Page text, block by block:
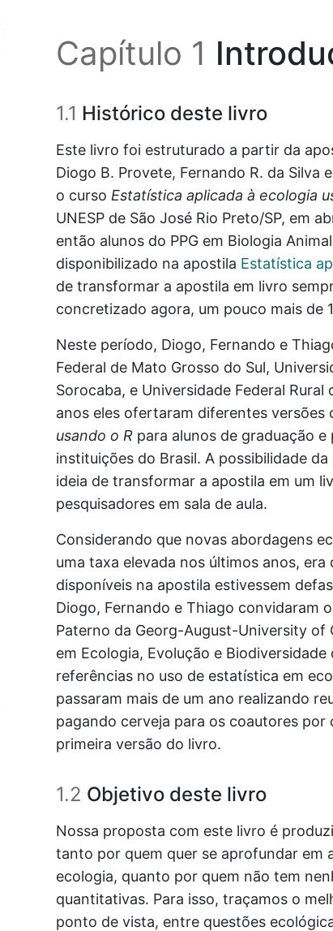
Capítulo 1
1.1 Histórico deste livro
Este livro foi estruturado a partir da
Diogo B. Provete, Fernando R. da Silva
o curso Estatística aplicada à ecologia
UNESP de São José Rio Preto/SP, em
então alunos do PPG em Biologia
disponibilizado na apostila Estatística
de transformar a apostila em livro
concretizado agora, um pouco mais de
Neste período, Diogo, Fernando e
Federal de Mato Grosso do Sul,
Sorocaba, e Universidade Federal
anos eles ofertaram diferentes versões
usando o R para alunos de graduação
instituições do Brasil. A possibilidade
ideia de transformar a apostila em um
pesquisadores em sala de aula.
Considerando que novas abordagens
uma taxa elevada nos últimos anos,
disponíveis na apostila estivessem
Diogo, Fernando e Thiago convidaram
Paterno da Georg-August-University of
em Ecologia, Evolução e Biodiversidade
referências no uso de estatística em
passaram mais de um ano realizando
pagando cerveja para os coautores
primeira versão do livro.
1.2 Objetivo deste livro
Nossa proposta com este livro é
tanto por quem quer se aprofundar em
ecologia, quanto por quem não tem
quantitativas. Para isso, traçamos o
ponto de vista, entre questões